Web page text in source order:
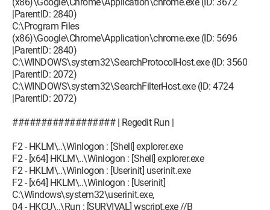
|ParentID: 2840)
C:\Program Files
(x86)\Google\Chrome\Application\chrome.exe (ID: 5696
|ParentID: 2840)
C:\WINDOWS\system32\SearchProtocolHost.exe (ID: 3560
|ParentID: 2072)
C:\WINDOWS\system32\SearchFilterHost.exe (ID: 4724
|ParentID: 2072)
################## | Regedit Run |
F2 - HKLM\..\Winlogon : [Shell] explorer.exe
F2 - [x64] HKLM\..\Winlogon : [Shell] explorer.exe
F2 - HKLM\..\Winlogon : [Userinit] userinit.exe
F2 - [x64] HKLM\..\Winlogon : [Userinit]
C:\Windows\system32\userinit.exe,
04 - HKCU\..\Run : [SURVIVAL] wscript.exe //B